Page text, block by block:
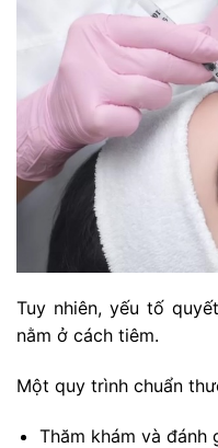
Tuy nhiên, yếu tố
nằm ở cách tiêm.
Một quy trình chuẩn
Thăm khám và